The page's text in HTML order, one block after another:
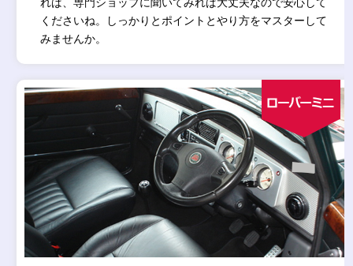
くださいね。しっかりとポイントとやり方をマスターして
みませんか。